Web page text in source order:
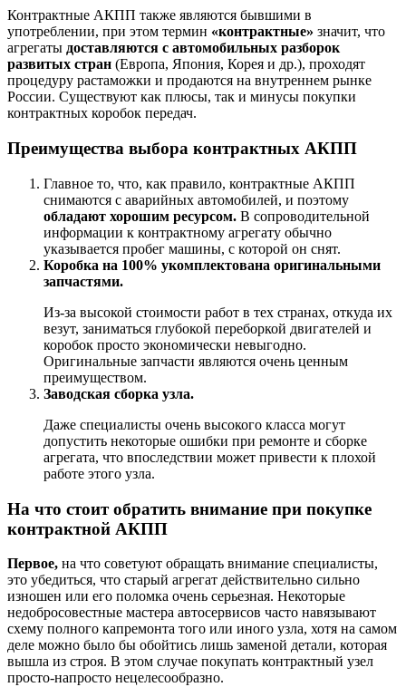
Контрактные АКПП также являются бывшими в
употреблении, при этом термин «контрактные» значит, что
агрегаты доставляются с автомобильных разборок
развитых стран (Европа, Япония, Корея и др.), проходят
процедуру растаможки и продаются на внутреннем рынке
России. Существуют как плюсы, так и минусы покупки
контрактных коробок передач.
Преимущества выбора контрактных АКПП
Главное то, что, как правило, контрактные АКПП
снимаются с аварийных автомобилей, и поэтому
обладают хорошим ресурсом. В сопроводительной
информации к контрактному агрегату обычно
указывается пробег машины, с которой он снят.
Коробка на 100% укомплектована оригинальными
запчастями.
Из-за высокой стоимости работ в тех странах, откуда их
везут, заниматься глубокой переборкой двигателей и
коробок просто экономически невыгодно.
Оригинальные запчасти являются очень ценным
преимуществом.
Заводская сборка узла.
Даже специалисты очень высокого класса могут
допустить некоторые ошибки при ремонте и сборке
агрегата, что впоследствии может привести к плохой
работе этого узла.
На что стоит обратить внимание при покупке
контрактной АКПП
Первое, на что советуют обращать внимание специалисты,
это убедиться, что старый агрегат действительно сильно
изношен или его поломка очень серьезная. Некоторые
недобросовестные мастера автосервисов часто навязывают
схему полного капремонта того или иного узла, хотя на самом
деле можно было бы обойтись лишь заменой детали, которая
вышла из строя. В этом случае покупать контрактный узел
просто-напросто нецелесообразно.